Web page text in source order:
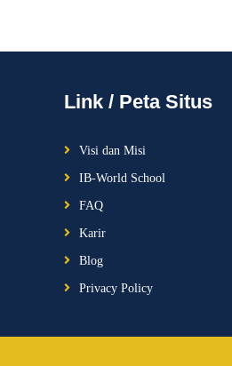
Link / Peta Situs
Visi dan Misi
IB-World School
FAQ
Karir
Blog
Privacy Policy